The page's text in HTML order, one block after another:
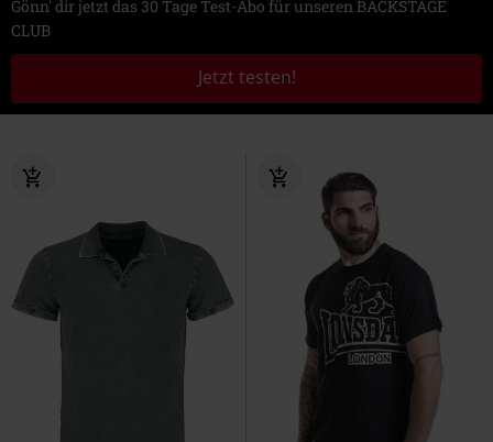
Gönn' dir jetzt das 30 Tage Test-Abo für unseren BACKSTAGE
CLUB
Jetzt testen!